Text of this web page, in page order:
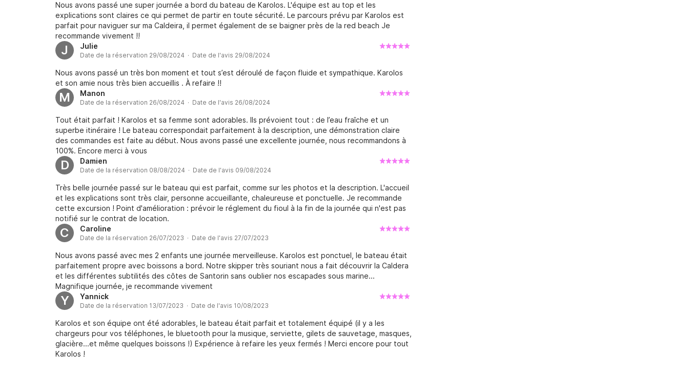
Nous avons passé une super journée a bord du bateau de Karolos. L'équipe est au top et les
explications sont claires ce qui permet de partir en toute sécurité. Le parcours prévu par Karolos est
parfait pour naviguer sur ma Caldeira, il permet également de se baigner près de la red beach Je
recommande vivement !!
J Julie
Date de la réservation 29/08/2024 · Date de l'avis 29/08/2024
Nous avons passé un très bon moment et tout s’est déroulé de façon fluide et sympathique. Karolos
et son amie nous très bien accueillis . À refaire !!
M Manon
Date de la réservation 26/08/2024 · Date de l'avis 26/08/2024
Tout était parfait ! Karolos et sa femme sont adorables. Ils prévoient tout : de l’eau fraîche et un
superbe itinéraire ! Le bateau correspondait parfaitement à la description, une démonstration claire
des commandes est faite au début. Nous avons passé une excellente journée, nous recommandons à
100%. Encore merci à vous
D Damien
Date de la réservation 08/08/2024 · Date de l'avis 09/08/2024
Très belle journée passé sur le bateau qui est parfait, comme sur les photos et la description. L'accueil
et les explications sont très clair, personne accueillante, chaleureuse et ponctuelle. Je recommande
cette excursion ! Point d'amélioration : prévoir le réglement du fioul à la fin de la journée qui n'est pas
notifié sur le contrat de location.
C Caroline
Date de la réservation 26/07/2023 · Date de l'avis 27/07/2023
Nous avons passé avec mes 2 enfants une journée merveilleuse. Karolos est ponctuel, le bateau était
parfaitement propre avec boissons a bord. Notre skipper très souriant nous a fait découvrir la Caldera
et les différentes subtilités des côtes de Santorin sans oublier nos escapades sous marine...
Magnifique journée, je recommande vivement
Y Yannick
Date de la réservation 13/07/2023 · Date de l'avis 10/08/2023
Karolos et son équipe ont été adorables, le bateau était parfait et totalement équipé (il y a les
chargeurs pour vos téléphones, le bluetooth pour la musique, serviette, gilets de sauvetage, masques,
glacière...et même quelques boissons !) Expérience à refaire les yeux fermés ! Merci encore pour tout
Karolos !